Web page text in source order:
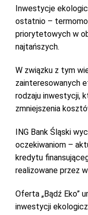
Inwestycje
ostatnio –
priorytetowych w
najtańszych.
W związku z tym
zainteresowanych
rodzaju inwestycji,
zmniejszenia
ING Bank Śląski
oczekiwaniom –
kredytu
realizowane przez
Oferta „Bądź Eko”
inwestycji